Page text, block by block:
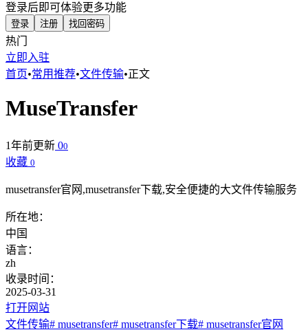
登录后即可体验更多功能
登录 注册 找回密码
热门
立即入驻
首页•常用推荐•文件传输•正文
MuseTransfer
1年前更新 00
收藏 0
musetransfer官网,musetransfer下载,安全便捷的大文件传输服务
所在地：
中国
语言：
zh
收录时间：
2025-03-31
打开网站
文件传输# musetransfer# musetransfer下载# musetransfer官网